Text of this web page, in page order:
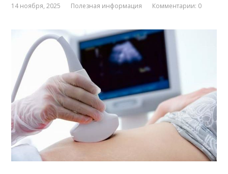
14 ноября, 2025 Полезная информация Комментарии: 0